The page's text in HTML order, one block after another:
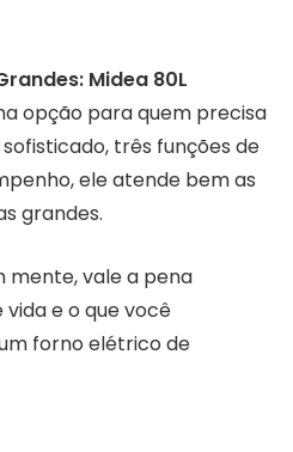
Midea 80L
opção para quem precisa
três funções de
ele atende bem as
grandes.
mente, vale a pena
e o que você
forno elétrico de